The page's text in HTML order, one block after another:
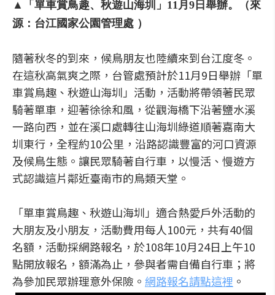
▲「單車賞鳥趣、秋遊山海圳」11月9日舉辦。（來
源：台江國家公園管理處 ）
隨著秋冬的到來，候鳥朋友也陸續來到台江度冬。
在這秋高氣爽之際，台管處預計於11月9日舉辦「單
車賞鳥趣、秋遊山海圳」活動，活動將帶領著民眾
騎著單車，迎著徐徐和風，從觀海橋下沿著鹽水溪
一路向西，並在溪口處轉往山海圳綠道順著嘉南大
圳東行，全程約10公里，沿路認識豐富的河口資源
及候鳥生態。讓民眾騎著自行車，以慢活、慢遊方
式認識這片鄰近臺南市的鳥類天堂。
「單車賞鳥趣、秋遊山海圳」適合熱愛戶外活動的
大朋友及小朋友，活動費用每人100元，共有40個
名額，活動採網路報名，於108年10月24日上午10
點開放報名，額滿為止，參與者需自備自行車；將
為參加民眾辦理意外保險。 網路報名請點這裡 。